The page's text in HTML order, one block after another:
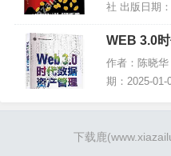
社 出版日期
15658050 电
式] 内容...
WEB 3.0
子书网盘
作者：陈晓
期：2025-01-
下载鹿